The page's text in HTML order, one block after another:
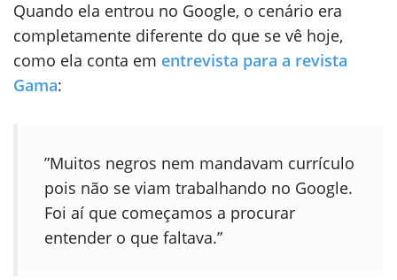
Quando ela entrou no Google, o cenário era
completamente diferente do que se vê hoje,
como ela conta em entrevista para a revista
Gama:
”Muitos negros nem mandavam currículo
pois não se viam trabalhando no Google.
Foi aí que começamos a procurar
entender o que faltava.”